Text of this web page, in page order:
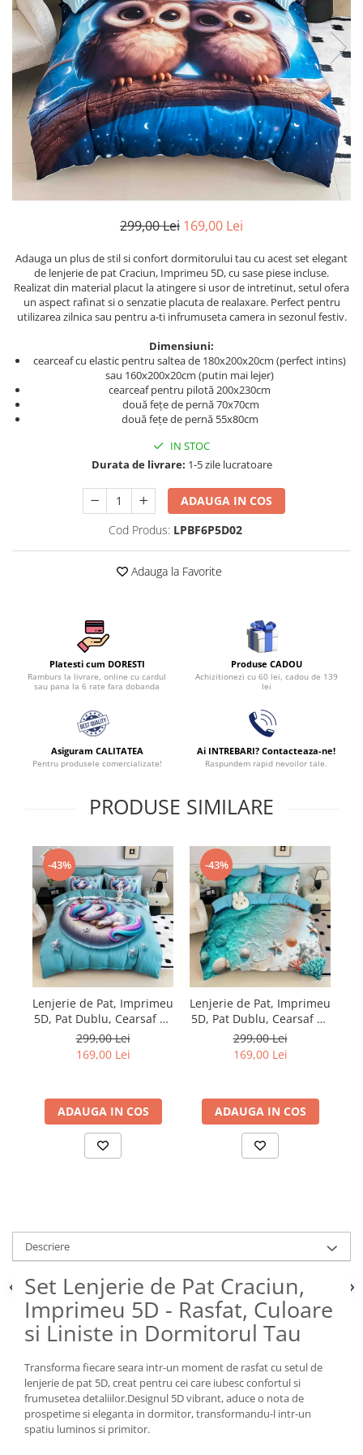
Cearceaf cu elastic
Cearceaf normal
Lenjerii De Pat Creponate
Lenjerii De Pat Bumbac Poplin 2
Persoane
Lenjerii De Pat Bumbac Poplin,
Matlasate, 2 Persoane
Lenjerii De Pat Bumbac Satinat 2
Persoane
Lenjerii De Pat Volanase
Lenjerii De Pat, Finet Premium 3D,
Lenjerii De Pat Jacquard
Lenjerii De Pat Catifea
Lenjerii De Pat Cocolino
Set Lenjerie De Pat Blana
Artificiala De Iepure, 6 Piese, 2
Set Lenjerie Pat Blanita Iepure, 6
Piese, Cu Pilota Inclusa
Lenjerii De Pat Premium Collection
Set Lenjerie De Pat, 7 Piese, Cu
Pilota / Cuvertura Inclusa
Set Lenjerie De Pat Jacquard Regal,
11 Piese, Cuvertura Inclusa
Lenjerii Damasc Egiptean King Size
Lenjerii De Pat, Imprimeu 3D, 1
299,00 Lei 169,00 Lei
Adauga un plus de stil si confort dormitorului tau cu acest set elegant
de lenjerie de pat Craciun, Imprimeu 5D, cu sase piese incluse.
Realizat din material placut la atingere si usor de intretinut, setul ofera
un aspect rafinat si o senzatie placuta de realaxare. Perfect pentru
utilizarea zilnica sau pentru a-ti infrumuseta camera in sezonul festiv.
Dimensiuni:
cearceaf cu elastic pentru saltea de 180x200x20cm (perfect intins)
sau 160x200x20cm (putin mai lejer)
cearceaf pentru pilotă 200x230cm
două fețe de pernă 70x70cm
două fețe de pernă 55x80cm
IN STOC
Durata de livrare: 1-5 zile lucratoare
ADAUGA IN COS
Cod Produs: LPBF6P5D02
Adauga la Favorite
Platesti cum DORESTI
Ramburs la livrare, online cu cardul
sau pana la 6 rate fara dobanda
Produse CADOU
Achizitionezi cu 60 lei, cadou de 139
lei
Asiguram CALITATEA
Pentru produsele comercializate!
Ai INTREBARI? Contacteaza-ne!
Raspundem rapid nevoilor tale.
PRODUSE SIMILARE
-43%
Lenjerie de Pat, Imprimeu
5D, Pat Dublu, Cearsaf cu
Elastic
299,00 Lei
169,00 Lei
ADAUGA IN COS
-43%
Lenjerie de Pat, Imprimeu
5D, Pat Dublu, Cearsaf cu
Elastic
299,00 Lei
169,00 Lei
ADAUGA IN COS
Descriere
Set Lenjerie de Pat Craciun,
Imprimeu 5D - Rasfat, Culoare
si Liniste in Dormitorul Tau
Transforma fiecare seara intr-un moment de rasfat cu setul de
lenjerie de pat 5D, creat pentru cei care iubesc confortul si
frumusetea detaliilor.Designul 5D vibrant, aduce o nota de
prospetime si eleganta in dormitor, transformandu-l intr-un
spatiu luminos si primitor.